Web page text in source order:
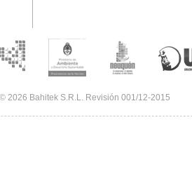
2026 Bahitek S.R.L. Revisión 001/12-2015